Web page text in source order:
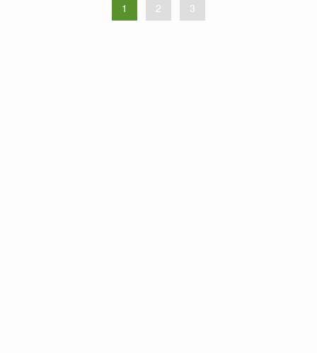
1 2 3